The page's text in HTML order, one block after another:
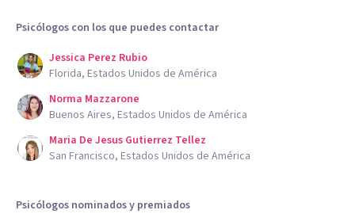
Psicólogos con los que puedes contactar
Jessica Perez Rubio
Florida, Estados Unidos de América
Norma Mazzarone
Buenos Aires, Estados Unidos de América
Maria De Jesus Gutierrez Tellez
San Francisco, Estados Unidos de América
Psicólogos nominados y premiados